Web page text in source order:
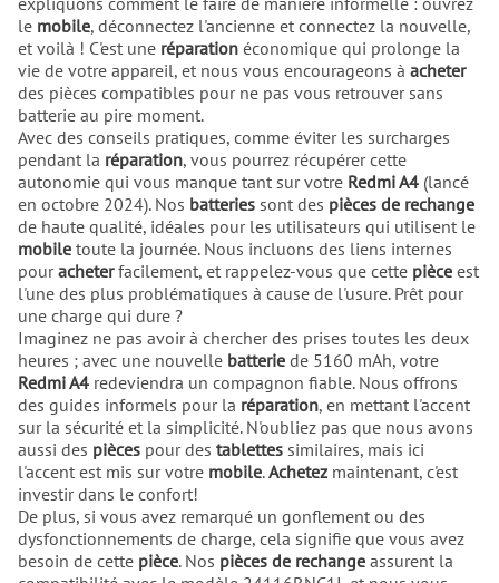
le mobile, déconnectez l'ancienne et connectez la nouvelle,
et voilà ! C'est une réparation économique qui prolonge la
vie de votre appareil, et nous vous encourageons à acheter
des pièces compatibles pour ne pas vous retrouver sans
batterie au pire moment.
Avec des conseils pratiques, comme éviter les surcharges
pendant la réparation, vous pourrez récupérer cette
autonomie qui vous manque tant sur votre Redmi A4 (lancé
en octobre 2024). Nos batteries sont des pièces de rechange
de haute qualité, idéales pour les utilisateurs qui utilisent le
mobile toute la journée. Nous incluons des liens internes
pouracheterfacilement, et rappelez-vous que cette pièce est
l'une des plus problématiques à cause de l'usure. Prêt pour
une charge qui dure ?
Imaginez ne pas avoir à chercher des prises toutes les deux
heures ; avec une nouvelle batterie de 5160 mAh, votre
Redmi A4 redeviendra un compagnon fiable. Nous offrons
des guides informels pour la réparation, en mettant l'accent
sur la sécurité et la simplicité. N'oubliez pas que nous avons
aussi des pièces pour des tablettes similaires, mais ici
l'accent est mis sur votre mobile.Achetez maintenant, c'est
investir dans le confort!
De plus, si vous avez remarqué un gonflement ou des
dysfonctionnements de charge, cela signifie que vous avez
besoin de cette pièce. Nos pièces de rechange assurent la